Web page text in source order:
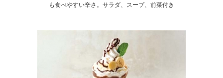
も食べやすい辛さ。サラダ、スープ、前菜付き